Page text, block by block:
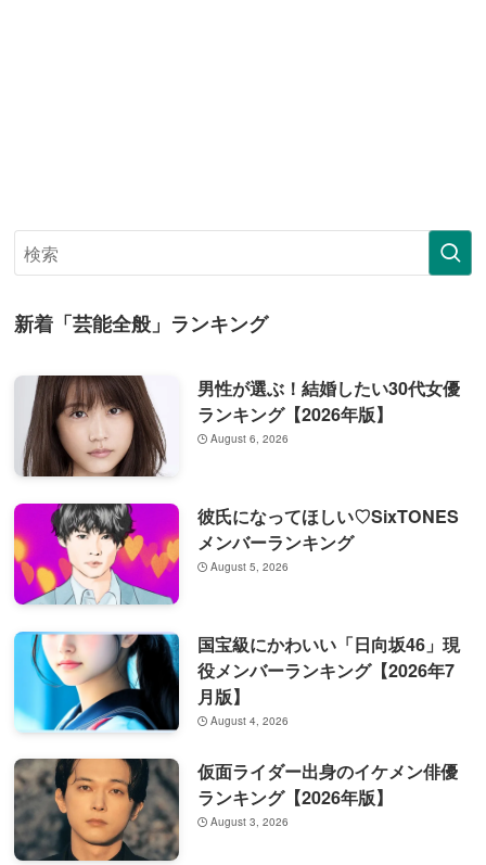
新着「芸能全般」ランキング
男性が選ぶ！結婚したい30代女優
ランキング【2026年版】
August 6, 2026
彼氏になってほしい♡SixTONES
メンバーランキング
August 5, 2026
国宝級にかわいい「日向坂46」現
役メンバーランキング【2026年7
月版】
August 4, 2026
仮面ライダー出身のイケメン俳優
ランキング【2026年版】
August 3, 2026